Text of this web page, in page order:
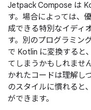
Jetpack Compose は
す。場合によっては、
成できる特別なイディ
す。別のプログラミン
で Kotlin に変換すると
てしまうかもしれませ
かれたコードは理解し
のスタイルに慣れると
ができます。